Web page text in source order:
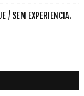
/ SEM EXPERIENCIA.